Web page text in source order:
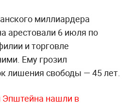
миллиардера
6 июля по
и торговле
Ему грозил
лишения свободы — 45 лет.
нашли в